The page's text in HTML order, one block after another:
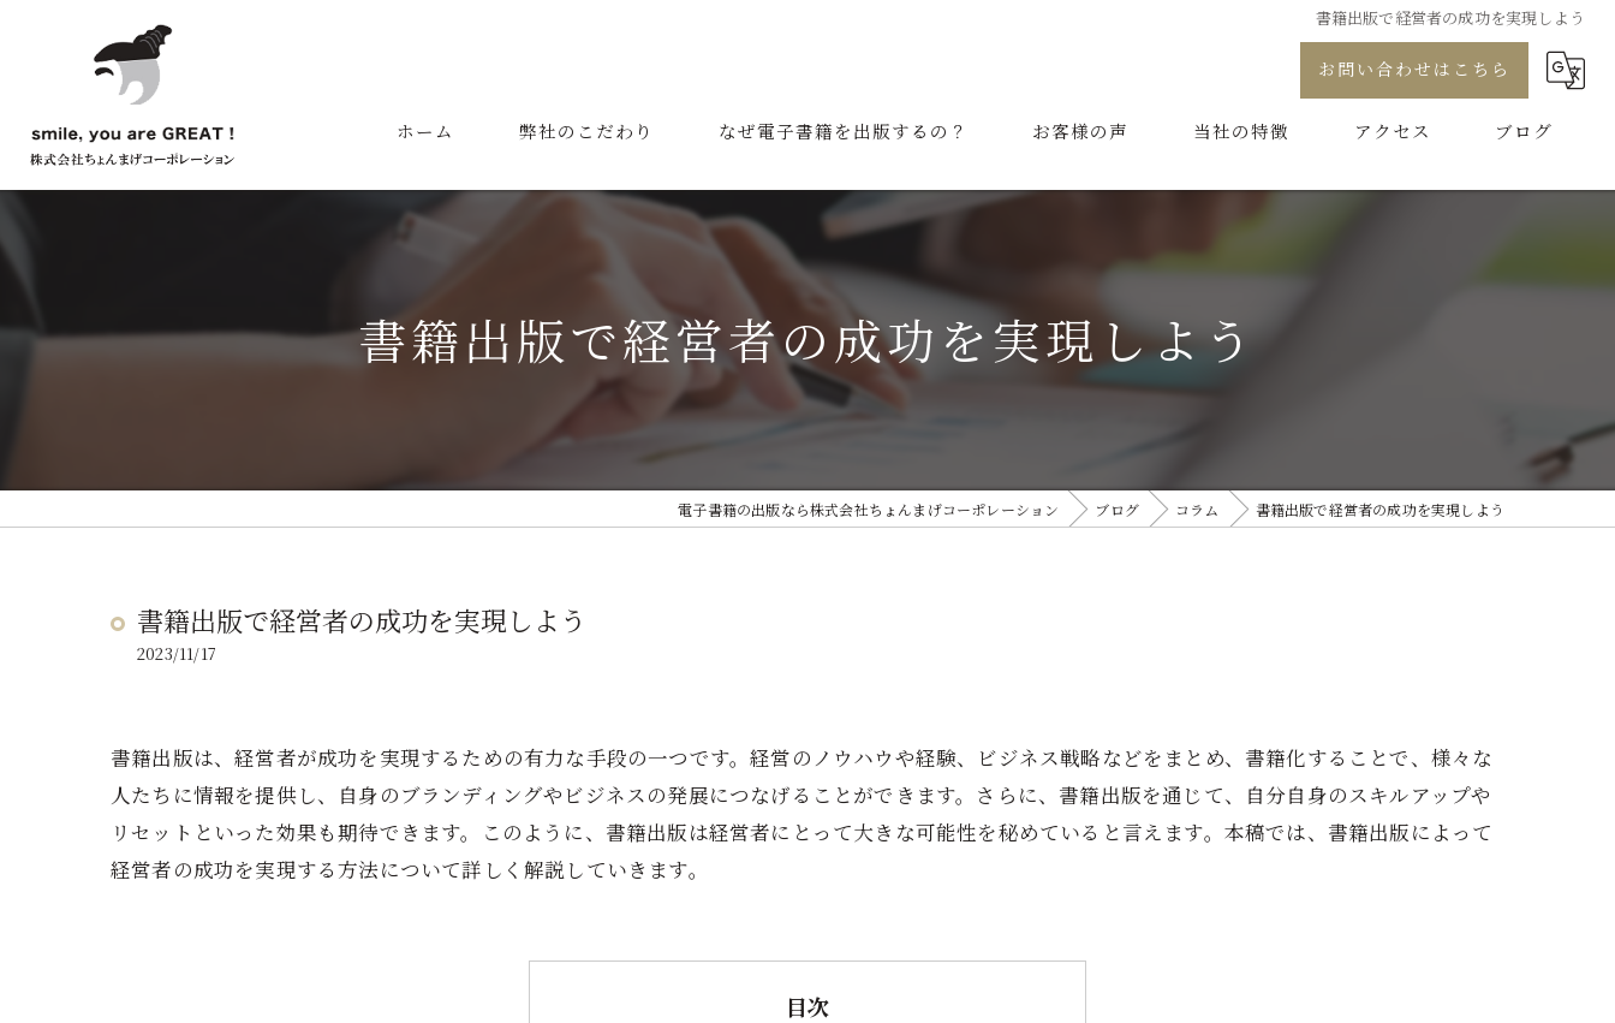
書籍出版で経営者の成功を実現しよう
お問い合わせはこちら
ホーム 弊社のこだわり
代表挨拶
なぜ電子書籍を出版するの？ お客様の声 当社の特徴
制作
アクセス ブログ
書籍出版で経営者の成功を実現しよう
電子書籍の出版なら株式会社ちょんまげコーポレーション ブログ コラム 書籍出版で経営者の成功を実現しよう
書籍出版で経営者の成功を実現しよう
2023/11/17
書籍出版は、経営者が成功を実現するための有力な手段の一つです。経営のノウハウや経験、ビジネス戦略などをまとめ、書籍化することで、様々な
人たちに情報を提供し、自身のブランディングやビジネスの発展につなげることができます。さらに、書籍出版を通じて、自分自身のスキルアップや
リセットといった効果も期待できます。このように、書籍出版は経営者にとって大きな可能性を秘めていると言えます。本稿では、書籍出版によって
経営者の成功を実現する方法について詳しく解説していきます。
目次